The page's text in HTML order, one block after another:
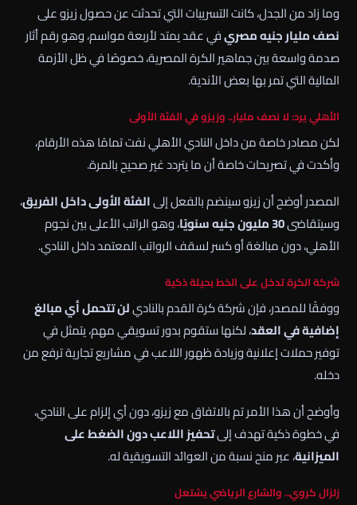
وما زاد من الجدل، كانت التسريبات التي تحدثت عن حصول زيزو على
نصف مليار جنيه مصريفي عقد يمتد لأربعة مواسم، وهو رقم أثار
صدمة واسعة بين جماهير الكرة المصرية، خصوصًا في ظل الأزمة
المالية التي تمر بها بعض الأندية.
الأهلي يرد: لا نصف مليار.. وزيزو في الفئة الأولى
لكن مصادر خاصة من داخل النادي الأهلي نفت تمامًا هذه الأرقام،
وأكدت في تصريحات خاصة أن ما يتردد غير صحيح بالمرة.
المصدر أوضح أن زيزو سينضم بالفعل إلىالفئة الأولى داخل الفريق،
وسيتقاضى30 مليون جنيه سنويًا
، وهو الراتب الأعلى بين نجوم
الأهلي، دون مبالغة أو كسر لسقف الرواتب المعتمد داخل النادي.
شركة الكرة تدخل على الخط بحيلة ذكية
ووفقًا للمصدر، فإن شركة كرة القدم بالناديلن تتحمل أي مبالغ
إضافية في العقد، لكنها ستقوم بدور تسويقي مهم، يتمثل في
توفير حملات إعلانية وزيادة ظهور اللاعب في مشاريع تجارية ترفع من
دخله.
وأوضح أن هذا الأمر تم بالاتفاق مع زيزو، دون أي إلزام على النادي،
في خطوة ذكية تهدف إلىتحفيز اللاعب دون الضغط على
الميزانية، عبر منح نسبة من العوائد التسويقية له.
زلزال كروي.. والشارع الرياضي يشتعل